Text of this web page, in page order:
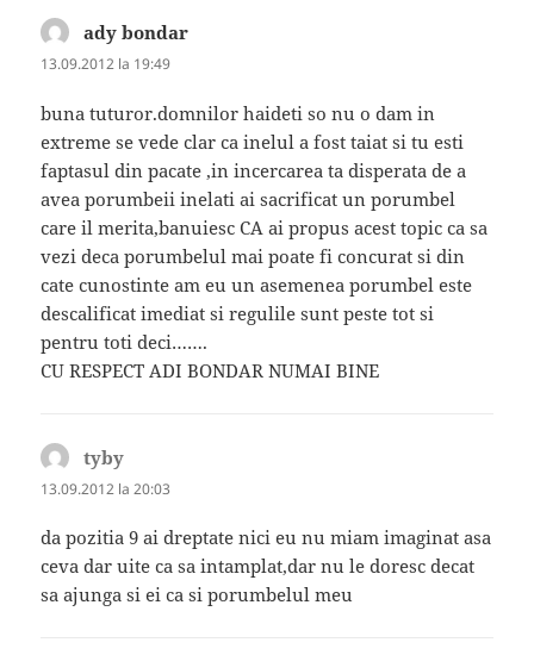
ady bondar
13.09.2012 la 19:49
buna tuturor.domnilor haideti so nu o dam in
extreme se vede clar ca inelul a fost taiat si tu esti
faptasul din pacate ,in incercarea ta disperata de a
avea porumbeii inelati ai sacrificat un porumbel
care il merita,banuiesc CA ai propus acest topic ca sa
vezi deca porumbelul mai poate fi concurat si din
cate cunostinte am eu un asemenea porumbel este
descalificat imediat si regulile sunt peste tot si
pentru toti deci…….
CU RESPECT ADI BONDAR NUMAI BINE
tyby
13.09.2012 la 20:03
da pozitia 9 ai dreptate nici eu nu miam imaginat asa
ceva dar uite ca sa intamplat,dar nu le doresc decat
sa ajunga si ei ca si porumbelul meu